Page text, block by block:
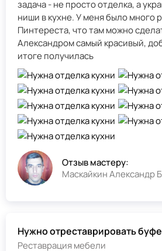
задача - не просто отделка, а
ниши в кухне. У меня было много разных вариантов с
Пинтереста, что там можно
Александром самый красивый,
итоге получилась
Отзыв мастеру:
Маскайкин Александр
Нужно отреставрировать
Реставрация мебели